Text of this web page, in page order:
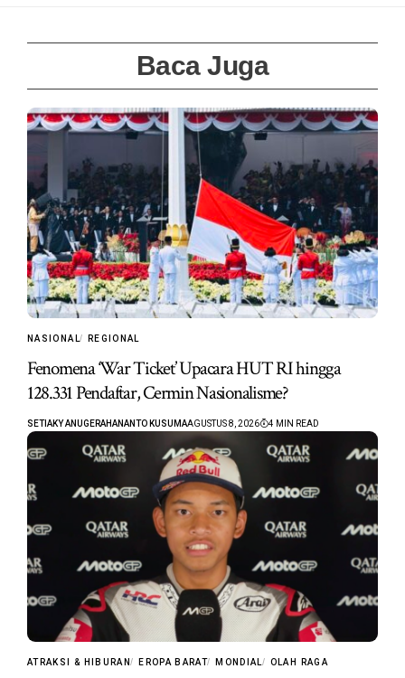
Baca Juga
NASIONAL REGIONAL
Fenomena ‘War Ticket’ Upacara HUT RI hingga
128.331 Pendaftar, Cermin Nasionalisme?
SETIAKY ANUGERAHANANTO KUSUMAAGUSTUS 8, 2026 4 MIN READ
ATRAKSI & HIBURAN EROPA BARAT MONDIAL OLAH RAGA